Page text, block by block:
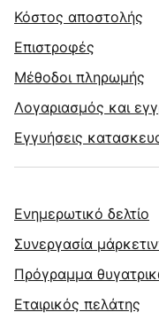
Κόστος αποστολής
Επιστροφές
Μέθοδοι πληρωμής
Λογαριασμός και
Εγγυήσεις
Ενημερωτικό δελτίο
Συνεργασία
Πρόγραμμα
Εταιρικός πελάτης